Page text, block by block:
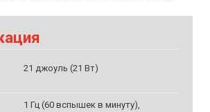
21 джоуль (21 Вт)
1 Гц (60 вспышек в минуту),